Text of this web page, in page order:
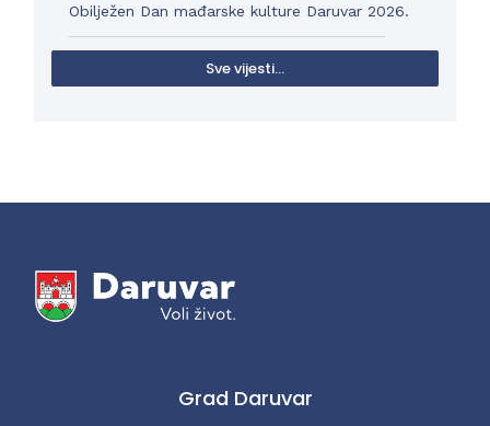
Obilježen Dan mađarske kulture Daruvar 2026.
Sve vijesti...
Grad Daruvar